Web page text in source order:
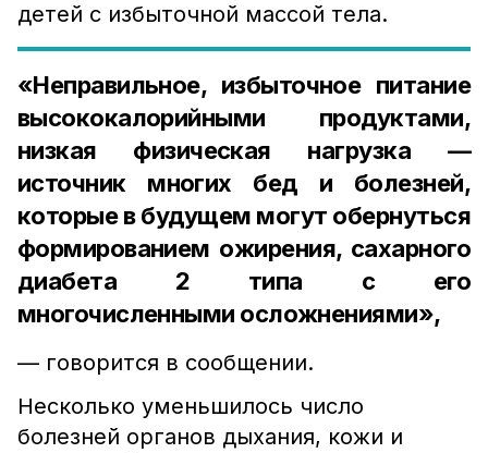
детей с избыточной массой тела.
«Неправильное, избыточное питание
высококалорийными продуктами,
низкая физическая нагрузка —
источник многих бед и болезней,
которые в будущем могут обернуться
формированием ожирения, сахарного
диабета 2 типа с его
многочисленными осложнениями»,
— говорится в сообщении.
Несколько уменьшилось число
болезней органов дыхания, кожи и